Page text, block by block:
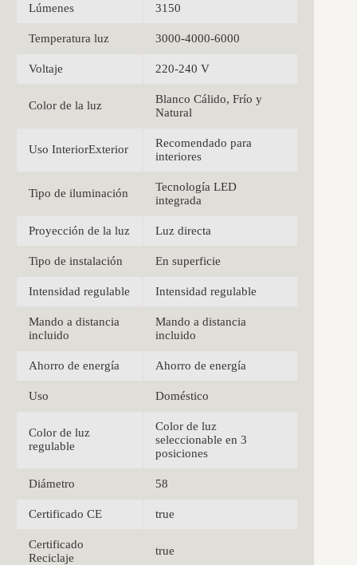
Lúmenes 3150
Temperatura luz 3000-4000-6000
Voltaje 220-240 V
Color de la luz
Blanco Cálido, Frío y
Natural
Uso InteriorExterior
Recomendado para
interiores
Tipo de iluminación
Tecnología LED
integrada
Proyección de la luz Luz directa
Tipo de instalación En superficie
Intensidad regulable Intensidad regulable
Mando a distancia
incluido
Mando a distancia
incluido
Ahorro de energía Ahorro de energía
Uso Doméstico
Color de luz
regulable
Color de luz
seleccionable en 3
posiciones
Diámetro 58
Certificado CE true
Certificado
Reciclaje
true